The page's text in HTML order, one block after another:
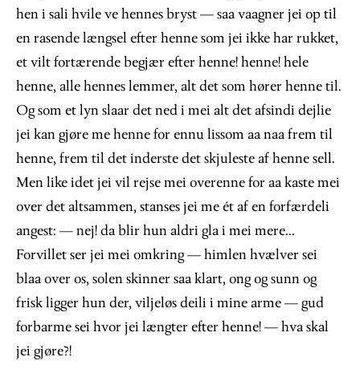
hen i sali hvile ve hennes bryst — saa vaagner jei op til
en rasende længsel efter henne som jei ikke har rukket,
et vilt fortærende begjær efter henne! henne! hele
henne, alle hennes lemmer, alt det som hører henne til.
Og som et lyn slaar det ned i mei alt det afsindi dejlie
jei kan gjøre me henne for ennu lissom aa naa frem til
henne, frem til det inderste det skjuleste af henne sell.
Men like idet jei vil rejse mei overenne for aa kaste mei
over det altsammen, stanses jei me ét af en forfærdeli
angest: — nej! da blir hun aldri gla i mei mere...
Forvillet ser jei mei omkring — himlen hvælver sei
blaa over os, solen skinner saa klart, ong og sunn og
frisk ligger hun der, viljeløs deili i mine arme — gud
forbarme sei hvor jei længter efter henne! — hva skal
jei gjøre?!